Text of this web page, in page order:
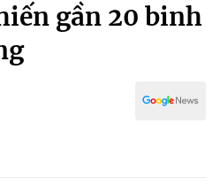
gần 20 binh